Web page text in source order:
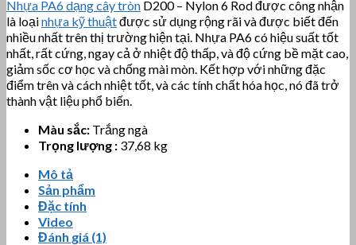
Nhựa PA6 dạng cây tròn D200 – Nylon 6 Rod được công nhận
là loạinhựa kỹ thuậtđược sử dụng rộng rãi và được biết đến
nhiều nhất trên thị trường hiện tại. Nhựa PA6 có hiệu suất tốt
nhất, rất cứng, ngay cả ở nhiệt độ thấp, và độ cứng bề mặt cao,
giảm sốc cơ học và chống mài mòn. Kết hợp với những đặc
điểm trên và cách nhiệt tốt, và các tính chất hóa học, nó đã trở
thành vật liệu phổ biến.
Màu sắc: Trắng ngà
Trọng lượng : 37,68 kg
Mô tả
Sản phẩm
Đặc tính
Video
Đánh giá (1)